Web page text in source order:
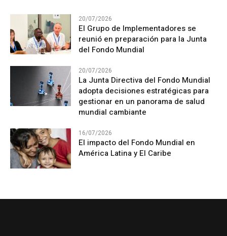
20/07/2026
El Grupo de Implementadores se
reunió en preparación para la Junta
del Fondo Mundial
20/07/2026
La Junta Directiva del Fondo Mundial
adopta decisiones estratégicas para
gestionar en un panorama de salud
mundial cambiante
16/07/2026
El impacto del Fondo Mundial en
América Latina y El Caribe